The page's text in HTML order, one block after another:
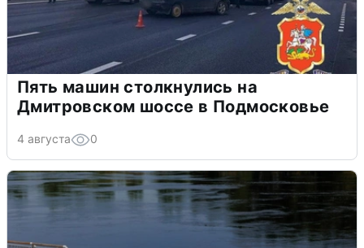
Пять машин столкнулись на
Дмитровском шоссе в Подмосковье
4 августа 0